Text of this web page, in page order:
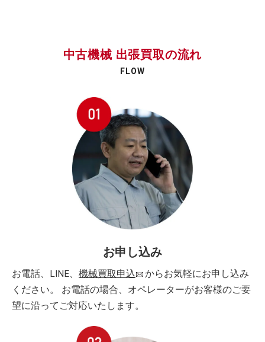
中古機械 出張買取の流れ
FLOW
お申し込み
お電話、LINE、 機械買取申込
からお気軽にお申し込み
ください。 お電話の場合、オペレーターがお客様のご要
望に沿ってご対応いたします。